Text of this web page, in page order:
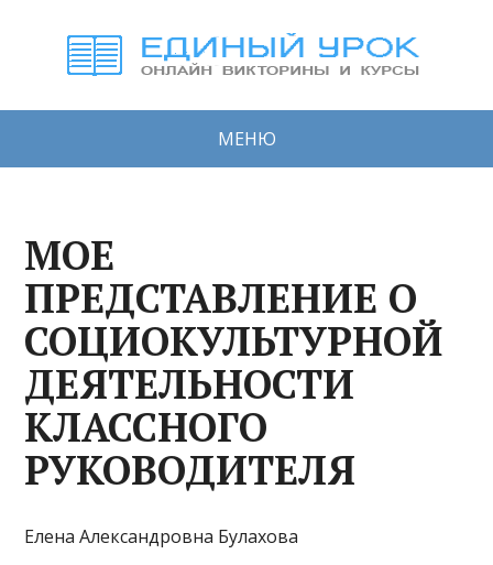
МЕНЮ
МОЕ
ПРЕДСТАВЛЕНИЕ О
СОЦИОКУЛЬТУРНОЙ
ДЕЯТЕЛЬНОСТИ
КЛАССНОГО
РУКОВОДИТЕЛЯ
Елена Александровна Булахова